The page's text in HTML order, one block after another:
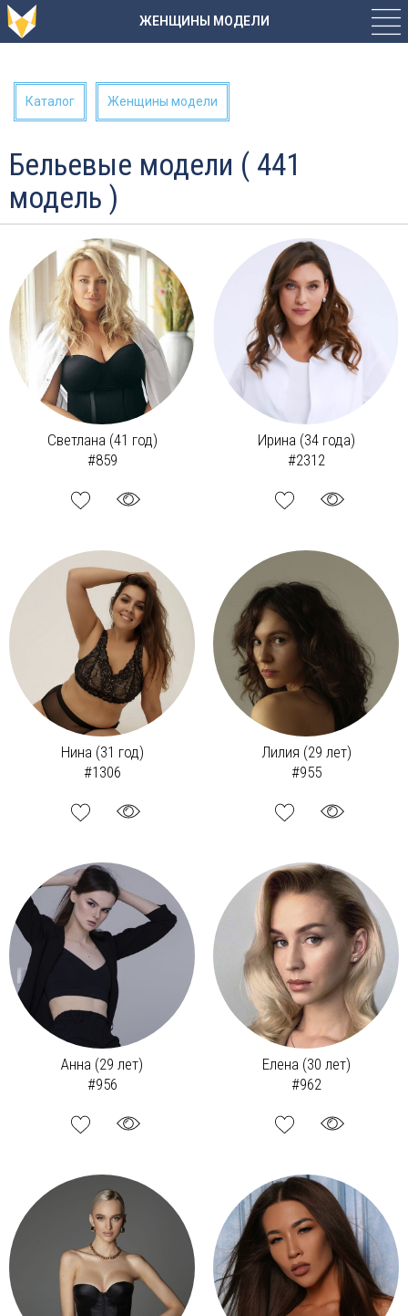
ЖЕНЩИНЫ МОДЕЛИ
Каталог Женщины модели
Бельевые модели ( 441
модель )
Светлана (41 год)
#859
Ирина (34 года)
#2312
Нина (31 год)
#1306
Лилия (29 лет)
#955
Анна (29 лет)
#956
Елена (30 лет)
#962